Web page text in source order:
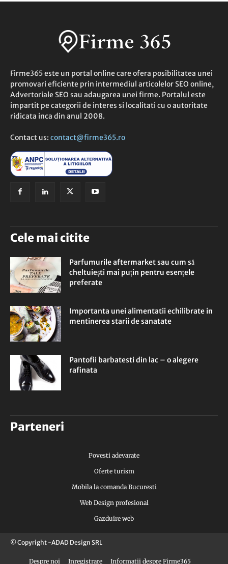
Firme365 este un portal online care ofera posibilitatea unei
promovari eficiente prin intermediul articolelor SEO online,
Advertoriale SEO sau adaugarea unei firme. Portalul este
impartit pe categorii de interes si localitati cu o autoritate
ridicata inca din anul 2008.
Contact us: contact@firme365.ro
Cele mai citite
Parfumurile aftermarket sau cum să
cheltuiești mai puțin pentru esențele
preferate
Importanta unei alimentatii echilibrate in
mentinerea starii de sanatate
Pantofii barbatesti din lac – o alegere
rafinata
Parteneri
Povesti adevarate
Oferte turism
Mobila la comanda Bucuresti
Web Design profesional
Gazduire web
© Copyright -ADAD Design SRL
Despre noi Inregistrare Informatii despre Firme365